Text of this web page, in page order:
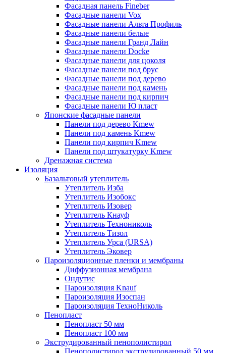
Фасадная панель Fineber
Фасадные панели Vox
Фасадные панели Альта Профиль
Фасадные панели белые
Фасадные панели Гранд Лайн
Фасадные панели Docke
Фасадные панели для цоколя
Фасадные панели под брус
Фасадные панели под дерево
Фасадные панели под камень
Фасадные панели под кирпич
Фасадные панели Ю пласт
Японские фасадные панели
Панели под дерево Kmew
Панели под камень Kmew
Панели под кирпич Kmew
Панели под штукатурку Kmew
Дренажная система
Изоляция
Базальтовый утеплитель
Утеплитель Изба
Утеплитель Изобокс
Утеплитель Изовер
Утеплитель Кнауф
Утеплитель Технониколь
Утеплитель Тизол
Утеплитель Урса (URSA)
Утеплитель Эковер
Пароизоляционные пленки и мембраны
Диффузионная мембрана
Ондутис
Пароизоляция Knauf
Пароизоляция Изоспан
Пароизоляция ТехноНиколь
Пенопласт
Пенопласт 50 мм
Пенопласт 100 мм
Экструдированный пенополистирол
Пенополистирол экструдированный 50 мм